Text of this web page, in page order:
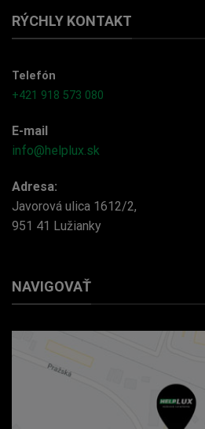
RÝCHLY KONTAKT
Telefón
+421 918 573 080
E-mail
info@helplux.sk
Adresa:
Javorová ulica 1612/2,
951 41 Lužianky
NAVIGOVAŤ